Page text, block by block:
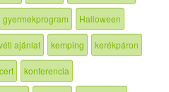
gyermekprogram Halloween
ajánlat kemping kerékpáron
konferencia